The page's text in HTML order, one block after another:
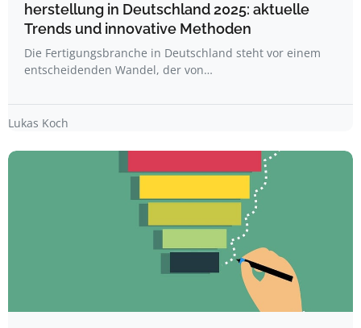
herstellung in Deutschland 2025: aktuelle
Trends und innovative Methoden
Die Fertigungsbranche in Deutschland steht vor einem
entscheidenden Wandel, der von…
Lukas Koch